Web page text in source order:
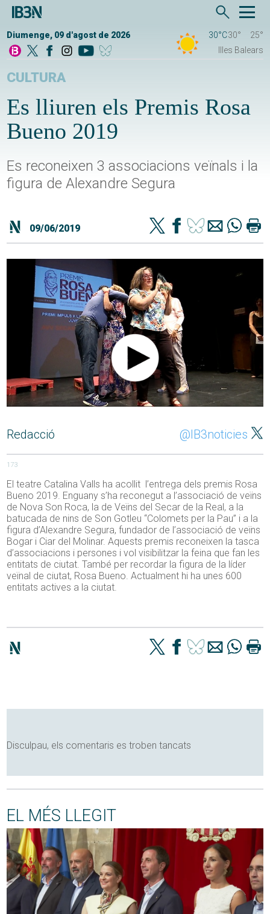
Diumenge, 09 d'agost de 2026 30°C30°
25°
Illes Balears
CULTURA
Es lliuren els Premis Rosa
Bueno 2019
Es reconeixen 3 associacions veïnals i la
figura de Alexandre Segura
09/06/2019
Redacció @IB3noticies
173
El teatre Catalina Valls ha acollit l’entrega dels premis Rosa
Bueno 2019. Enguany s’ha reconegut a l’associació de veïns
de Nova Son Roca, la de Veïns del Secar de la Real, a la
batucada de nins de Son Gotleu “Colomets per la Pau” i a la
figura d’Alexandre Segura, fundador de l’associació de veïns
Bogar i Ciar del Molinar. Aquests premis reconeixen la tasca
d’associacions i persones i vol visibilitzar la feina que fan les
entitats de ciutat. També per recordar la figura de la líder
veïnal de ciutat, Rosa Bueno. Actualment hi ha unes 600
entitats actives a la ciutat.
Disculpau, els comentaris es troben tancats
EL MÉS LLEGIT